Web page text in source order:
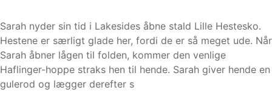
Sarah nyder sin tid i Lakesides åbne stald Lille Hestesko.
Hestene er særligt glade her, fordi de er så meget ude. Når
Sarah åbner lågen til folden, kommer den venlige
Haflinger-hoppe straks hen til hende. Sarah giver hende en
gulerod og lægger derefter s